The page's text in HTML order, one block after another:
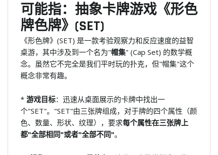
可能指：抽象卡牌游戏《形色
牌色牌》(SET)
《形色牌》(SET) 是一款考验观察力和反应速度的益智
桌游，其中涉及到一个名为"帽集" (Cap Set) 的数学概
念。虽然它不完全是我们平时玩的扑克，但"帽集"这个
概念非常有趣。
* 游戏目标：迅速从桌面展示的卡牌中找出一
个"SET"。"SET"由三张牌组成，对于牌的四个属性（颜
色、数量、形状、纹理），要求每个属性在三张牌上
都"全部相同"或者"全部不同"。